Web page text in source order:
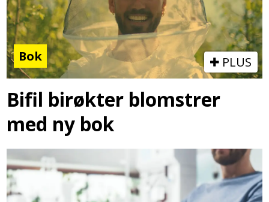
Bok PLUS
Bifil birøkter blomstrer
med ny bok